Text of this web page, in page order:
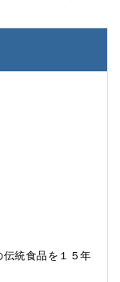
統食品を１５年